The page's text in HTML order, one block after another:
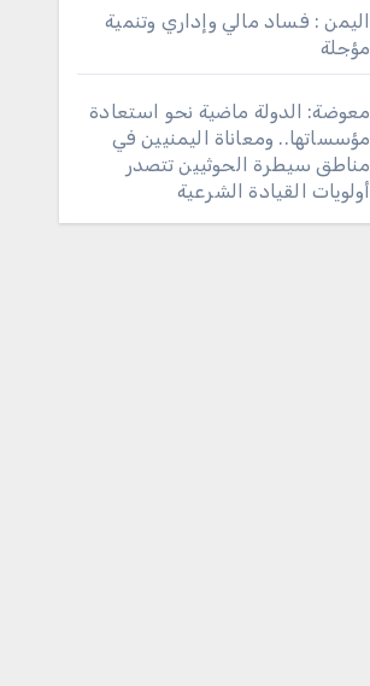
اليمن : فساد مالي وإداري وتنمية
مؤجلة
معوضة: الدولة ماضية نحو استعادة
مؤسساتها.. ومعاناة اليمنيين في
مناطق سيطرة الحوثيين تتصدر
أولويات القيادة الشرعية